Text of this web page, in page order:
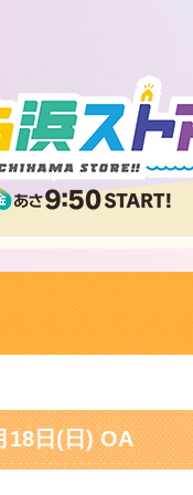
18日(日) OA